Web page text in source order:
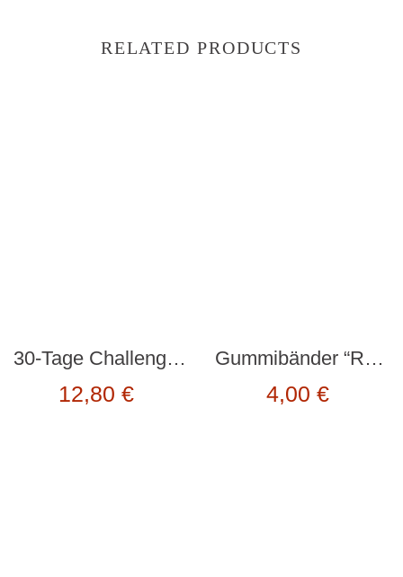
RELATED PRODUCTS
30-Tage Challenge “GLÜCK” von DOIY Design
12,80 €
Gummibänder “RAINBOW” von Kikkerland
4,00 €